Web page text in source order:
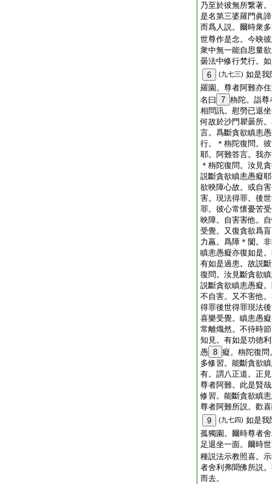
乃至於彼無所繋著
是名第三婆羅門眞
而爲人説。爾時衆
世尊作是念。今映
衆中無一能自思量
曇法中修行梵行。
6
(九七三) 如是我
羅園。尊者阿難亦
名曰 7 栴陀。詣尊
相問訊。慰勞已退
何故於沙門瞿曇所
言。爲斷貪欲瞋恚
行。＊栴陀復問。
耶。阿難答言。我
＊栴陀復問。汝見
説斷貪欲瞋恚愚癡
欲映障心故。或自
害。現法得罪。後
罪。彼心常懷憂苦
映障。自害害他。
受覺。又復貪欲爲
力羸。爲障＊閡。
瞋恚愚癡亦復如是
有如是過患。故説
復問。汝見斷貪欲
説斷貪欲瞋恚愚癡
不自害。又不害他
得罪後世得罪現法
喜樂受覺。瞋恚愚
常離熾然。不待時
知見。有如是功徳
愚 8 癡。栴陀復問
多修習。能斷貪欲
有。謂八正道。正
尊者阿難。此是賢
修習。能斷貪欲瞋
尊者阿難所説。歡
9
(九七四) 如是我
孤獨園。爾時尊者
足退坐一面。爾時
種説法示教照喜。
者舍利弗聞佛所説
而去。